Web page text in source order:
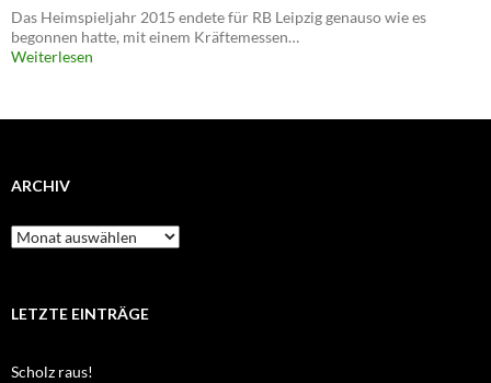
Das Heimspieljahr 2015 endete für RB Leipzig genauso wie es
begonnen hatte, mit einem Kräftemessen…
Weiterlesen
ARCHIV
Archiv
LETZTE EINTRÄGE
Scholz raus!